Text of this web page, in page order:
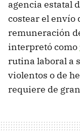
agencia estatal
costear el envío
remuneración
interpretó como
rutina laboral a
violentos o de
requiere de